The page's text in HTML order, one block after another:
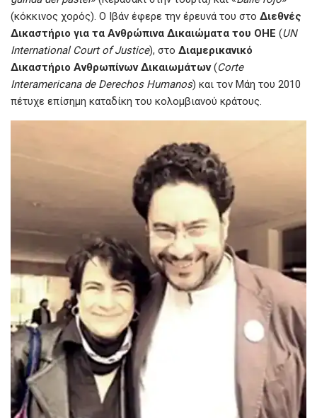
(κόκκινος χορός). Ο Ιβάν έφερε την έρευνά του στο Διεθνές
Δικαστήριο για τα Ανθρώπινα Δικαιώματα του ΟΗΕ (UN
International Court of Justice), στο Διαμερικανικό
Δικαστήριο ΑνθρωπίνωνΔικαιωμάτων(Corte
Interamericana de Derechos Humanos) και τον Μάη του 2010
πέτυχε επίσημη καταδίκη του κολομβιανού κράτους.